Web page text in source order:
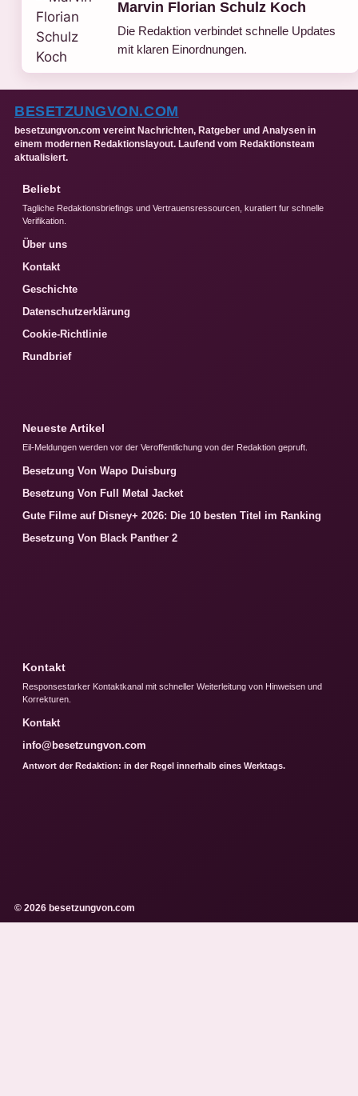
Marvin Florian Schulz Koch
Die Redaktion verbindet schnelle Updates
mit klaren Einordnungen.
BESETZUNGVON.COM
besetzungvon.com vereint Nachrichten, Ratgeber und Analysen in
einem modernen Redaktionslayout. Laufend vom Redaktionsteam
aktualisiert.
Beliebt
Tagliche Redaktionsbriefings und Vertrauensressourcen, kuratiert fur schnelle
Verifikation.
Über uns
Kontakt
Geschichte
Datenschutzerklärung
Cookie-Richtlinie
Rundbrief
Neueste Artikel
Eil-Meldungen werden vor der Veroffentlichung von der Redaktion gepruft.
Besetzung Von Wapo Duisburg
Besetzung Von Full Metal Jacket
Gute Filme auf Disney+ 2026: Die 10 besten Titel im Ranking
Besetzung Von Black Panther 2
Kontakt
Responsestarker Kontaktkanal mit schneller Weiterleitung von Hinweisen und
Korrekturen.
Kontakt
info@besetzungvon.com
Antwort der Redaktion: in der Regel innerhalb eines Werktags.
© 2026 besetzungvon.com